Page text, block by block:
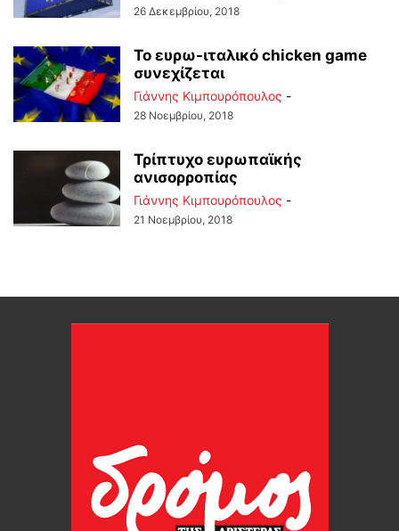
26 Δεκεμβρίου, 2018
Το ευρω-ιταλικό chicken game
συνεχίζεται
Γιάννης Κιμπουρόπουλος -
28 Νοεμβρίου, 2018
Τρίπτυχο ευρωπαϊκής
ανισορροπίας
Γιάννης Κιμπουρόπουλος -
21 Νοεμβρίου, 2018